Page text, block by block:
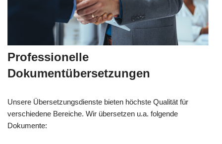
Professionelle
Dokumentübersetzungen
Unsere Übersetzungsdienste bieten höchste Qualität für
verschiedene Bereiche. Wir übersetzen u.a. folgende
Dokumente: